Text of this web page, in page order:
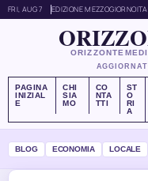
FRI, AUG 7 EDIZIONE MEZZOGIORNO
PAGINA
INIZIAL
E
CHI
SIA
MO
CO
NTA
TTI
ST
O
RI
A
BLOG ECONOMIA LOCALE